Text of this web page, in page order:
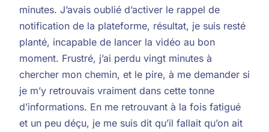
minutes. J’avais oublié d’activer le rappel de
notification de la plateforme, résultat, je suis resté
planté, incapable de lancer la vidéo au bon
moment. Frustré, j’ai perdu vingt minutes à
chercher mon chemin, et le pire, à me demander si
je m’y retrouvais vraiment dans cette tonne
d’informations. En me retrouvant à la fois fatigué
et un peu déçu, je me suis dit qu’il fallait qu’on ait